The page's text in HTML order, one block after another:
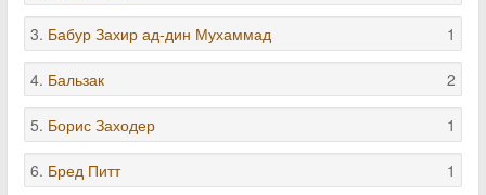
3. Бабур Захир ад-дин Мухаммад 1
4. Бальзак 2
5. Борис Заходер 1
6. Бред Питт 1